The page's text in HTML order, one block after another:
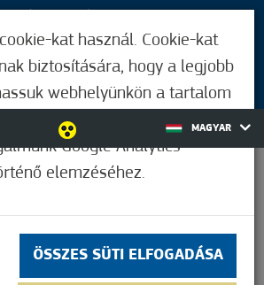
BEJELENTKEZÉS
MAGYAR
kat használ. Cookie-kat
biztosítására, hogy a legjobb
webhelyünkön a tartalom
személyre szabásához,
Google Analytics
elemzéséhez.
ÖSSZES SÜTI ELFOGADÁSA